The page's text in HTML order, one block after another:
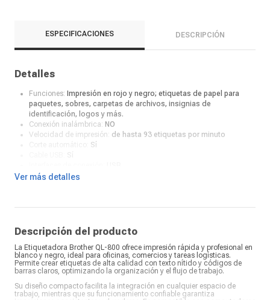
ESPECIFICACIONES DESCRIPCIÓN
Detalles
Funciones: Impresión en rojo y negro; etiquetas de papel para
paquetes, sobres, carpetas de archivos, insignias de
identificación, logos y más.
Conexión inalámbrica: NO
Velocidad de impresión: de hasta 93 etiquetas por minuto
Sí
Compatibilidad S.O.:
Color:Blanco y negro
Compatibilidad:
Base de datos: CSV, TXT, XLS
Ver más detalles
Descripción del producto
La Etiquetadora Brother QL-800 ofrece impresión rápida y profesional en
blanco y negro, ideal para oficinas, comercios y tareas logísticas.
Permite crear etiquetas de alta calidad con texto nítido y códigos de
barras claros, optimizando la organización y el flujo de trabajo.
Su diseño compacto facilita la integración en cualquier espacio de
trabajo, mientras que su funcionamiento confiable garantiza